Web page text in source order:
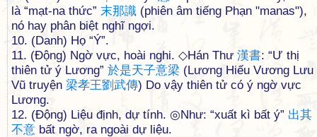
là “mạt-na thức” 末那識 (phiên âm tiếng Phạn "manas"),
nó hay phân biệt nghĩ ngợi.
10. (Danh) Họ “Ý”.
11. (Động) Ngờ vực, hoài nghi. ◇Hán Thư 漢書: “Ư thị
thiên tử ý Lương” 於是天子意梁 (Lương Hiếu Vương Lưu
Vũ truyện 梁孝王劉武傳) Do vậy thiên tử có ý ngờ vực
Lương.
12. (Động) Liệu định, dự tính. ◎Như: “xuất kì bất ý” 出其
不意 bất ngờ, ra ngoài dự liệu.